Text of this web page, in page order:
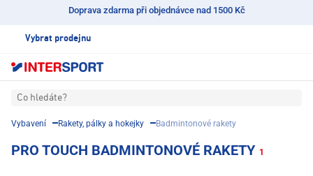
Doprava zdarma při objednávce nad 1500 Kč
Vybrat prodejnu
Co hledáte?
Vybavení Rakety, pálky a hokejky Badmintonové rakety
PRO TOUCH BADMINTONOVÉ RAKETY 1